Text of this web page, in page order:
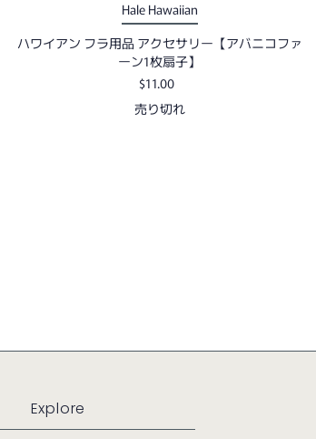
Hale Hawaiian
ハワイアン フラ用品 アクセサリー【アバニコファ
ーン1枚扇子】
$11.00
売り切れ
Explore